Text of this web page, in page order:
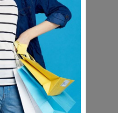
اجهزه كهرباية
التخزين
اطباق
اطقم زجاج
ترامس
عروض
مستلزمات
مفروشات